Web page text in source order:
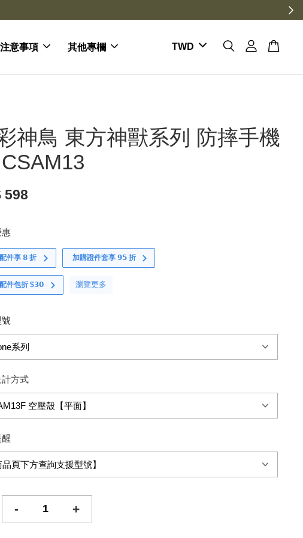
注意事項 其他專欄
神鳥 東方神獸系列 防摔手機
598
惠
件享 𝟴 折 加購證件套享 𝟵𝟱 折
件包折 $𝟯𝟬 瀏覽更多
方式
- +